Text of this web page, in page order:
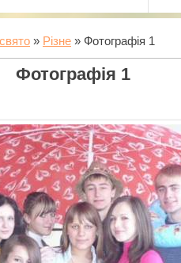
» Різне » Фотографія 1
Фотографія 1